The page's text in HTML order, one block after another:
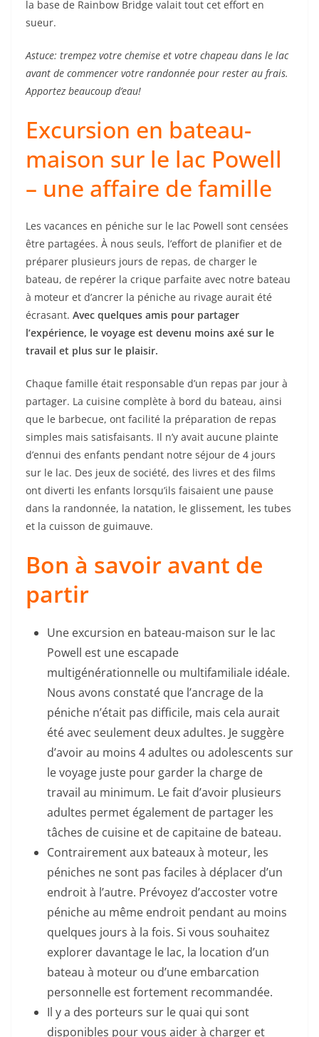
la base de Rainbow Bridge valait tout cet effort en
sueur.
Astuce: trempez votre chemise et votre chapeau dans le lac
avant de commencer votre randonnée pour rester au frais.
Apportez beaucoup d’eau!
Excursion en bateau-
maison sur le lac Powell
– une affaire de famille
Les vacances en péniche sur le lac Powell sont censées
être partagées. À nous seuls, l’effort de planifier et de
préparer plusieurs jours de repas, de charger le
bateau, de repérer la crique parfaite avec notre bateau
à moteur et d’ancrer la péniche au rivage aurait été
écrasant. Avec quelques amis pour partager
l’expérience, le voyage est devenu moins axé sur le
travail et plus sur le plaisir.
Chaque famille était responsable d’un repas par jour à
partager. La cuisine complète à bord du bateau, ainsi
que le barbecue, ont facilité la préparation de repas
simples mais satisfaisants. Il n’y avait aucune plainte
d’ennui des enfants pendant notre séjour de 4 jours
sur le lac. Des jeux de société, des livres et des films
ont diverti les enfants lorsqu’ils faisaient une pause
dans la randonnée, la natation, le glissement, les tubes
et la cuisson de guimauve.
Bon à savoir avant de
partir
Une excursion en bateau-maison sur le lac
Powell est une escapade
multigénérationnelle ou multifamiliale idéale.
Nous avons constaté que l’ancrage de la
péniche n’était pas difficile, mais cela aurait
été avec seulement deux adultes. Je suggère
d’avoir au moins 4 adultes ou adolescents sur
le voyage juste pour garder la charge de
travail au minimum. Le fait d’avoir plusieurs
adultes permet également de partager les
tâches de cuisine et de capitaine de bateau.
Contrairement aux bateaux à moteur, les
péniches ne sont pas faciles à déplacer d’un
endroit à l’autre. Prévoyez d’accoster votre
péniche au même endroit pendant au moins
quelques jours à la fois. Si vous souhaitez
explorer davantage le lac, la location d’un
bateau à moteur ou d’une embarcation
personnelle est fortement recommandée.
Il y a des porteurs sur le quai qui sont
disponibles pour vous aider à charger et